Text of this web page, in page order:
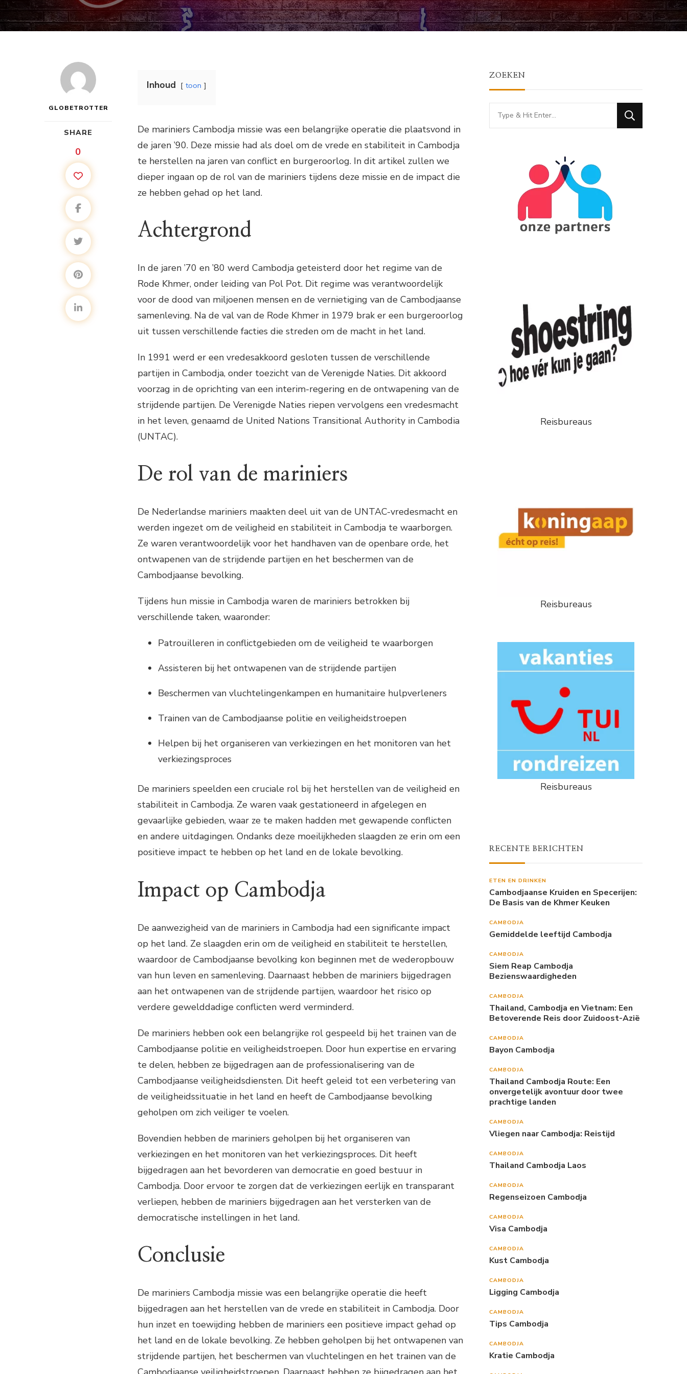
GLOBETROTTER
SHARE
0
Inhoud toon
De mariniers Cambodja missie was een belangrijke operatie die plaatsvond in
de jaren ’90. Deze missie had als doel om de vrede en stabiliteit in Cambodja
te herstellen na jaren van conflict en burgeroorlog. In dit artikel zullen we
dieper ingaan op de rol van de mariniers tijdens deze missie en de impact die
ze hebben gehad op het land.
Achtergrond
In de jaren ’70 en ’80 werd Cambodja geteisterd door het regime van de
Rode Khmer, onder leiding van Pol Pot. Dit regime was verantwoordelijk
voor de dood van miljoenen mensen en de vernietiging van de Cambodjaanse
samenleving. Na de val van de Rode Khmer in 1979 brak er een burgeroorlog
uit tussen verschillende facties die streden om de macht in het land.
In 1991 werd er een vredesakkoord gesloten tussen de verschillende
partijen in Cambodja, onder toezicht van de Verenigde Naties. Dit akkoord
voorzag in de oprichting van een interim-regering en de ontwapening van de
strijdende partijen. De Verenigde Naties riepen vervolgens een vredesmacht
in het leven, genaamd de United Nations Transitional Authority in Cambodia
(UNTAC).
De rol van de mariniers
De Nederlandse mariniers maakten deel uit van de UNTAC-vredesmacht en
werden ingezet om de veiligheid en stabiliteit in Cambodja te waarborgen.
Ze waren verantwoordelijk voor het handhaven van de openbare orde, het
ontwapenen van de strijdende partijen en het beschermen van de
Cambodjaanse bevolking.
Tijdens hun missie in Cambodja waren de mariniers betrokken bij
verschillende taken, waaronder:
Patrouilleren in conflictgebieden om de veiligheid te waarborgen
Assisteren bij het ontwapenen van de strijdende partijen
Beschermen van vluchtelingenkampen en humanitaire hulpverleners
Trainen van de Cambodjaanse politie en veiligheidstroepen
Helpen bij het organiseren van verkiezingen en het monitoren van het
verkiezingsproces
De mariniers speelden een cruciale rol bij het herstellen van de veiligheid en
stabiliteit in Cambodja. Ze waren vaak gestationeerd in afgelegen en
gevaarlijke gebieden, waar ze te maken hadden met gewapende conflicten
en andere uitdagingen. Ondanks deze moeilijkheden slaagden ze erin om een
positieve impact te hebben op het land en de lokale bevolking.
Impact op Cambodja
De aanwezigheid van de mariniers in Cambodja had een significante impact
op het land. Ze slaagden erin om de veiligheid en stabiliteit te herstellen,
waardoor de Cambodjaanse bevolking kon beginnen met de wederopbouw
van hun leven en samenleving. Daarnaast hebben de mariniers bijgedragen
aan het ontwapenen van de strijdende partijen, waardoor het risico op
verdere gewelddadige conflicten werd verminderd.
De mariniers hebben ook een belangrijke rol gespeeld bij het trainen van de
Cambodjaanse politie en veiligheidstroepen. Door hun expertise en ervaring
te delen, hebben ze bijgedragen aan de professionalisering van de
Cambodjaanse veiligheidsdiensten. Dit heeft geleid tot een verbetering van
de veiligheidssituatie in het land en heeft de Cambodjaanse bevolking
geholpen om zich veiliger te voelen.
Bovendien hebben de mariniers geholpen bij het organiseren van
verkiezingen en het monitoren van het verkiezingsproces. Dit heeft
bijgedragen aan het bevorderen van democratie en goed bestuur in
Cambodja. Door ervoor te zorgen dat de verkiezingen eerlijk en transparant
verliepen, hebben de mariniers bijgedragen aan het versterken van de
democratische instellingen in het land.
Conclusie
De mariniers Cambodja missie was een belangrijke operatie die heeft
bijgedragen aan het herstellen van de vrede en stabiliteit in Cambodja. Door
hun inzet en toewijding hebben de mariniers een positieve impact gehad op
het land en de lokale bevolking. Ze hebben geholpen bij het ontwapenen van
strijdende partijen, het beschermen van vluchtelingen en het trainen van de
ZOEKEN
Looking
for
Reisbureaus
Reisbureaus
Reisbureaus
RECENTE BERICHTEN
ETEN EN DRINKEN
Cambodjaanse Kruiden en Specerijen:
De Basis van de Khmer Keuken
CAMBODJA
Gemiddelde leeftijd Cambodja
CAMBODJA
Siem Reap Cambodja
Bezienswaardigheden
CAMBODJA
Thailand, Cambodja en Vietnam: Een
Betoverende Reis door Zuidoost-Azië
CAMBODJA
Bayon Cambodja
CAMBODJA
Thailand Cambodja Route: Een
onvergetelijk avontuur door twee
prachtige landen
CAMBODJA
Vliegen naar Cambodja: Reistijd
CAMBODJA
Thailand Cambodja Laos
CAMBODJA
Regenseizoen Cambodja
CAMBODJA
Visa Cambodja
CAMBODJA
Kust Cambodja
CAMBODJA
Ligging Cambodja
CAMBODJA
Tips Cambodja
CAMBODJA
Kratie Cambodja